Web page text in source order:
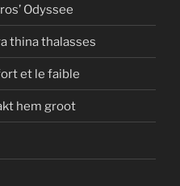
Odyssee
thina thalasses
et le faible
hem groot